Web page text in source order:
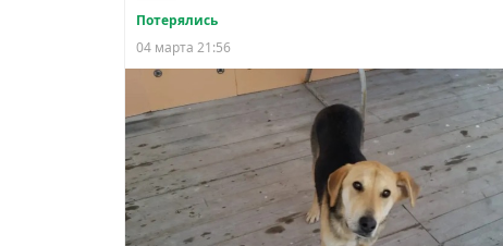
Потерялись
04 марта 21:56